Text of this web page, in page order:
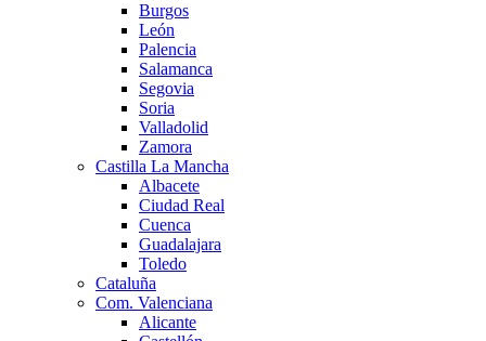
Burgos
León
Palencia
Salamanca
Segovia
Soria
Valladolid
Zamora
Castilla La Mancha
Albacete
Ciudad Real
Cuenca
Guadalajara
Toledo
Cataluña
Com. Valenciana
Alicante